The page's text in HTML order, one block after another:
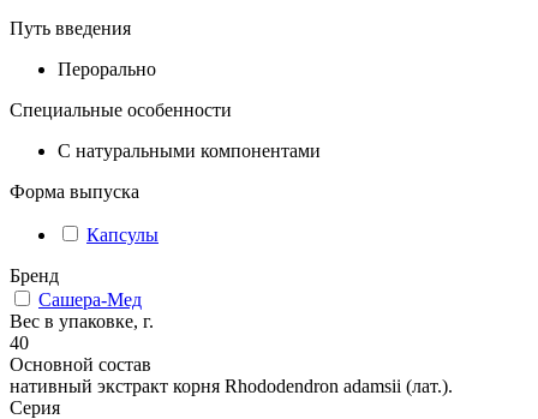
Путь введения
Перорально
Специальные особенности
С натуральными компонентами
Форма выпуска
Капсулы
Бренд
Сашера-Мед
Вес в упаковке, г.
40
Основной состав
нативный экстракт корня Rhododendron adamsii (лат.).
Серия